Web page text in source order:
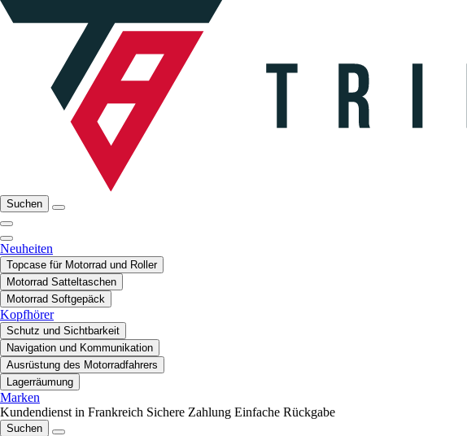
Suchen
Neuheiten
Topcase für Motorrad und Roller
Motorrad Satteltaschen
Motorrad Softgepäck
Kopfhörer
Schutz und Sichtbarkeit
Navigation und Kommunikation
Ausrüstung des Motorradfahrers
Lagerräumung
Marken
Kundendienst in Frankreich Sichere Zahlung Einfache Rückgabe
Suchen